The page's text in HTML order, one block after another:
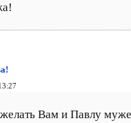
Вам и Павлу